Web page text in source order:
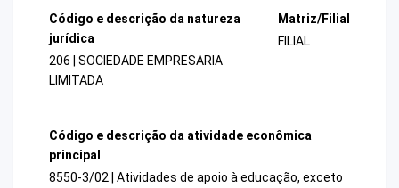
Código e descrição da natureza
jurídica
206 | SOCIEDADE EMPRESARIA
LIMITADA
Matriz/Filial
FILIAL
Código e descrição da atividade econômica
principal
8550-3/02 | Atividades de apoio à educação, exceto